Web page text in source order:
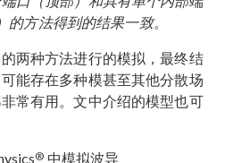
的方法得到的结果一致。
两种方法进行的模拟，最终结
能存在多种模甚至其他分散场
常有用。文中介绍的模型也可
® 中模拟波导